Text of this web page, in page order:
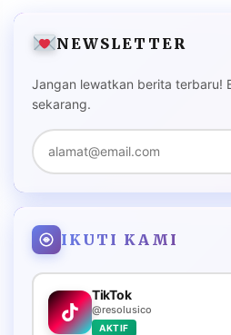
NEWSLETTER
Jangan lewatkan berita terbaru!
sekarang.
IKUTI KAMI
TikTok
@resolusico
AKTIF